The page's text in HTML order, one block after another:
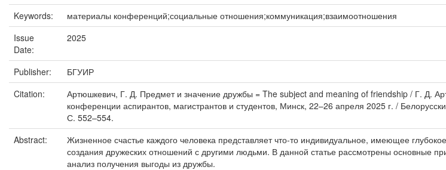
Keywords:
материалы конференций;социальные отношения;коммуникация;взаимоотношения
Issue
Date:
2025
Publisher:
БГУИР
Citation:
Артюшкевич, Г. Д. Предмет и значение дружбы = The subject and meaning of friendship / Г. Д.
конференции аспирантов, магистрантов и студентов, Минск, 22–26 апреля 2025 г. /
С. 552–554.
Abstract:
Жизненное счастье каждого человека представляет что-то индивидуальное, имеющее
создания дружеских отношений с другими людьми. В данной статье рассмотрены основные
анализ получения выгоды из дружбы.